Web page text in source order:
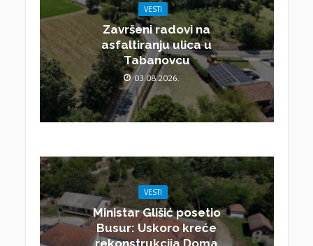
VESTI
Završeni radovi na
asfaltiranju ulica u
Tabanovcu
03.08.2026.
VESTI
Ministar Glišić posetio
Busur: Uskoro kreće
rekonstrukcija Doma